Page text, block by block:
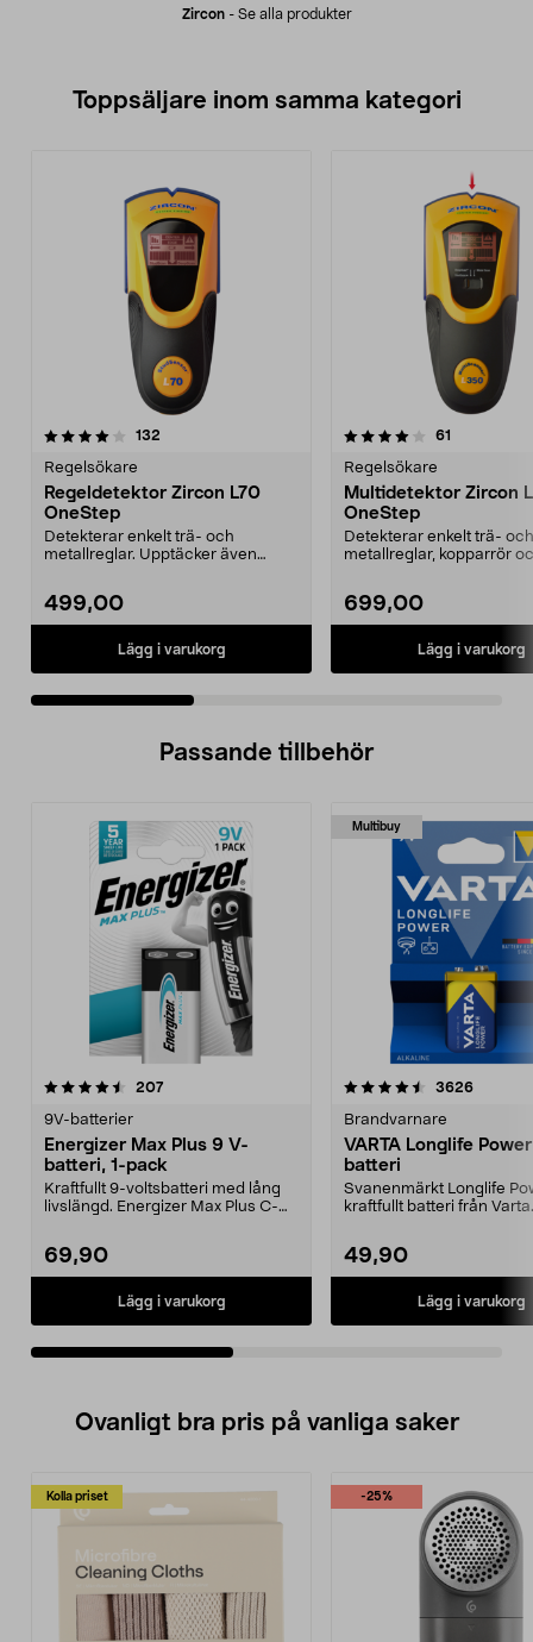
Zircon- Se alla produkter
Toppsäljare inom samma kategori
132
Regelsökare
Regeldetektor Zircon L70
OneStep
Detekterar enkelt trä- och
metallreglar. Upptäcker även
499,00
Lägg i varukorg
4.0 av 5 stjärnor 61
Regelsökare
Multidetektor Zircon
OneStep
Detekterar enkelt trä- och
metallreglar, kopparrör
699,00
Lägg i varukorg
3.5 av 5 stjärnor
Passande tillbehör
207recensioner
9V-batterier
Energizer Max Plus 9 V-
batteri, 1-pack
Kraftfullt 9-voltsbatteri med lång
livslängd. Energizer Max Plus C-
69,90
Lägg i varukorg
Multibuy
4.5av 5 stjärnor 3626
Brandvarnare
VARTA Longlife
batteri
Svanenmärkt Longlife
kraftfullt batteri från
49,90
Lägg i varukorg
4.5av 5 stjärnor
Ovanligt bra pris på vanliga saker
Kolla priset -25%